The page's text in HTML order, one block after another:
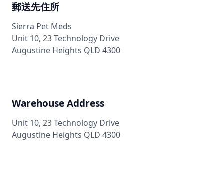
郵送先住所
Sierra Pet Meds
Unit 10, 23 Technology Drive
Augustine Heights QLD 4300
Warehouse Address
Unit 10, 23 Technology Drive
Augustine Heights QLD 4300